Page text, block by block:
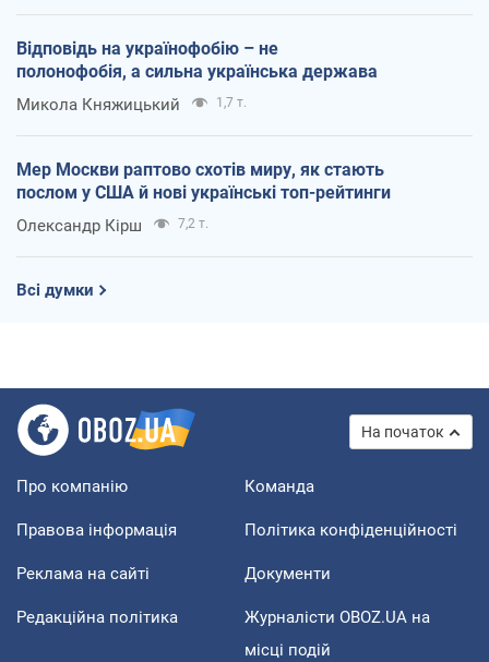
Відповідь на українофобію – не
полонофобія, а сильна українська держава
Микола Княжицький 1,7 т.
Мер Москви раптово схотів миру, як стають
послом у США й нові українські топ-рейтинги
Олександр Кірш 7,2 т.
Всі думки
На початок
Про компанію Команда
Правова інформація Політика конфіденційності
Реклама на сайті Документи
Редакційна політика
Журналісти OBOZ.UA на
місці подій